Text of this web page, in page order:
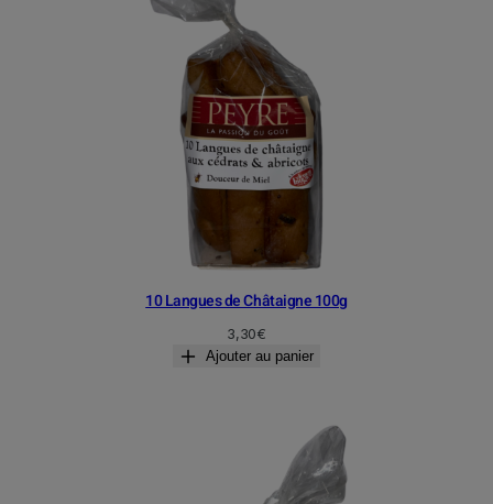
10 Langues de Châtaigne 100g
3,30€
Ajouter au panier